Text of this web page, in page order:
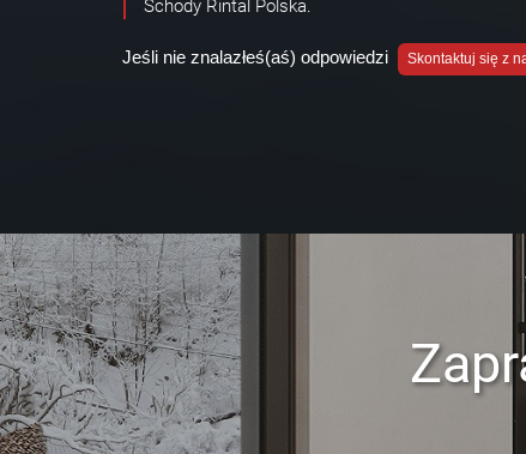
Schody Rintal Polska.
Jeśli nie znalazłeś(aś) odpowiedzi Skontaktuj się z